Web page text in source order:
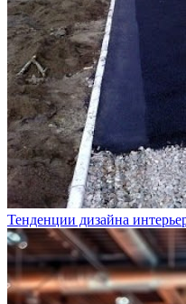
Тенденции дизайна